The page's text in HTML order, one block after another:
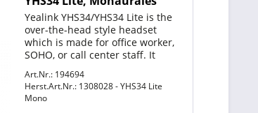
Headset mit No
Yealink YHS34/YHS34 Lite is the
over-the-head style headset
which is made for office worker,
SOHO, or call center staff. It
feature and it is compliant with
the full range of Yealink
enterprise IP phones....
Art.Nr.: 194694
Herst.Art.Nr.: 1308028 - YHS34 Lite
Mono